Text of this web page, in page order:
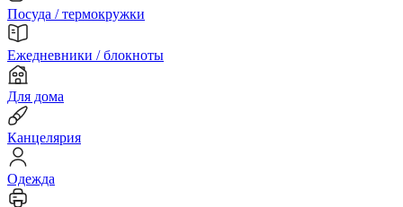
Посуда / термокружки
Ежедневники / блокноты
Для дома
Канцелярия
Одежда